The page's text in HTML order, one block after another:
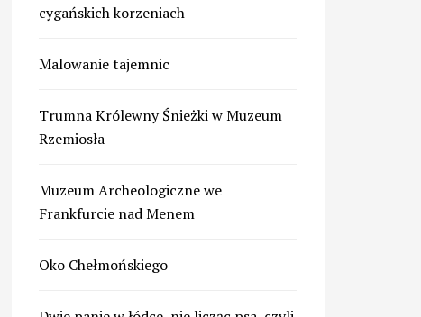
cygańskich korzeniach
Malowanie tajemnic
Trumna Królewny Śnieżki w Muzeum
Rzemiosła
Muzeum Archeologiczne we
Frankfurcie nad Menem
Oko Chełmońskiego